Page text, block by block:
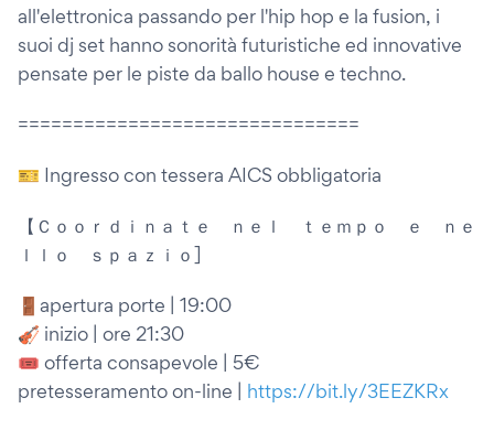
all'elettronica passando per l'hip hop e la fusion, i
suoi dj set hanno sonorità futuristiche ed innovative
pensate per le piste da ballo house e techno.
===============================
🎫 Ingresso con tessera AICS obbligatoria
【Ｃｏｏｒｄｉｎａｔｅ ｎｅｌ ｔｅｍｐｏ ｅ ｎｅ
ｌｌｏ ｓｐａｚｉｏ]
🚪apertura porte | 19:00
🎻 inizio | ore 21:30
🎟 offerta consapevole | 5€
pretesseramento on-line | https://bit.ly/3EEZKRx